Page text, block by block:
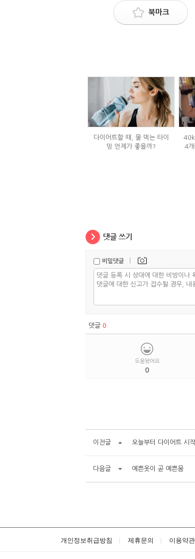
북마크
다이어트할 때, 물 먹는 타이
밍 언제가 좋을까?
4
비밀댓글 |
댓글 0
도움됐어요
0
이전글 오늘부터 다이어트 시작
다음글 예쁜옷이 곧 예쁜몸
개인정보취급방침 제휴문의 이용약관